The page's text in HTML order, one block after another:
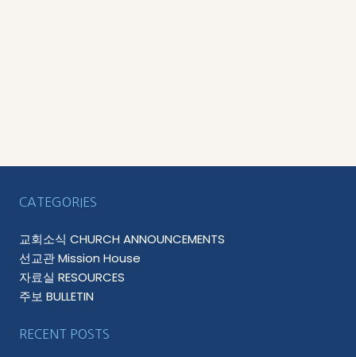
CATEGORIES
교회소식 CHURCH ANNOUNCEMENTS
선교관 Mission House
자료실 RESOURCES
주보 BULLETIN
RECENT POSTS